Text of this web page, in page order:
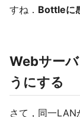
すね． Bottleに
Webサー
うにする
さて，同一